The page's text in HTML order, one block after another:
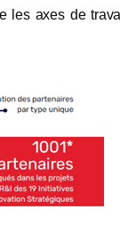
les axes de